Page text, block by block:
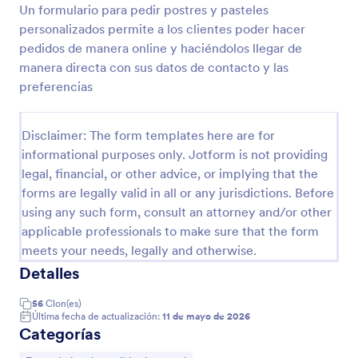
Un formulario para pedir postres y pasteles
personalizados permite a los clientes poder hacer
pedidos de manera online y haciéndolos llegar de
manera directa con sus datos de contacto y las
preferencias
Disclaimer: The form templates here are for
informational purposes only. Jotform is not providing
legal, financial, or other advice, or implying that the
forms are legally valid in all or any jurisdictions. Before
using any such form, consult an attorney and/or other
applicable professionals to make sure that the form
meets your needs, legally and otherwise.
Detalles
56 Clon(es)
Última fecha de actualización: 11 de mayo de 2026
Categorías
Vista previa